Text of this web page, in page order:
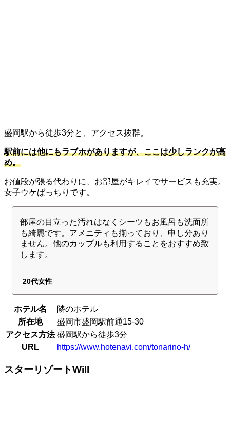
盛岡駅から徒歩3分と、アクセス抜群。
駅前には他にもラブホがありますが、ここは少しランクが高
め。
お値段が張る代わりに、お部屋がキレイでサービスも充実。
女子ウケばっちりです。
部屋の目立った汚れはなくシーツもお風呂も洗面所
も綺麗です。アメニティも揃っており、申し分あり
ません。他のカップルも利用することをおすすめ致
します。
20代女性
ホテル名
隣のホテル
所在地
盛岡市盛岡駅前通15-30
アクセス方法 盛岡駅から徒歩3分
URL
https://www.hotenavi.com/tonarino-h/
スターリゾートWill